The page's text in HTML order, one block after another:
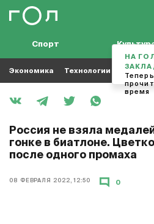
Спорт
Экономика Технологии Кино
Россия не взяла
гонке в биатлоне.
после одного промаха
08 ФЕВРАЛЯ 2022, 12:50 0
НА
время